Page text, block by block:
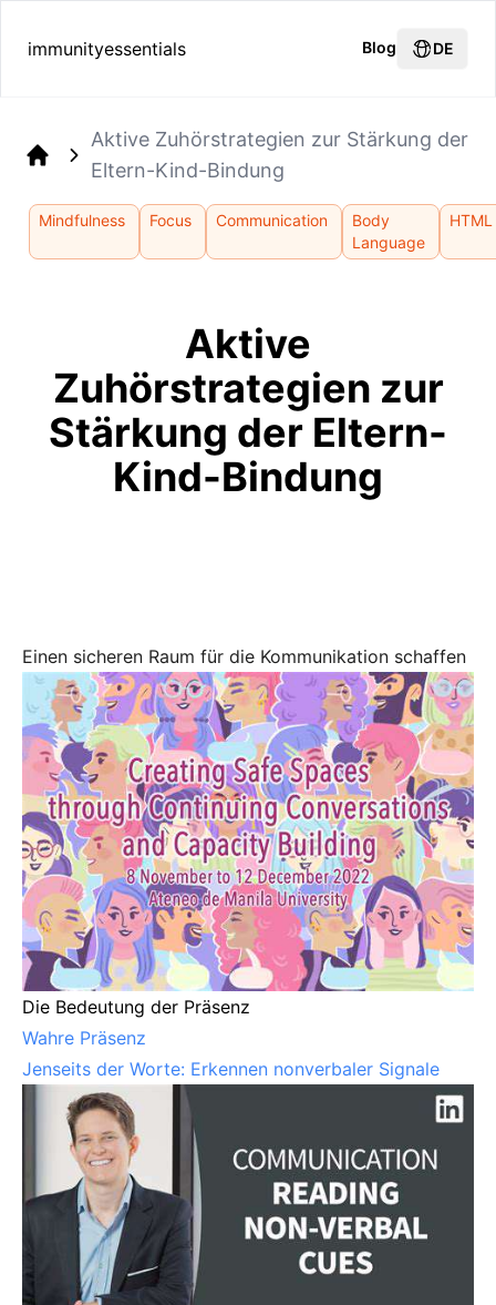
immunityessentials Blog DE
Aktive Zuhörstrategien zur Stärkung der
Eltern-Kind-Bindung
Mindfulness Focus Communication
Body
Language
HTML
Aktive
Zuhörstrategien zur
Stärkung der Eltern-
Kind-Bindung
Einen sicheren Raum für die Kommunikation schaffen
Die Bedeutung der Präsenz
Wahre Präsenz
Jenseits der Worte: Erkennen nonverbaler Signale